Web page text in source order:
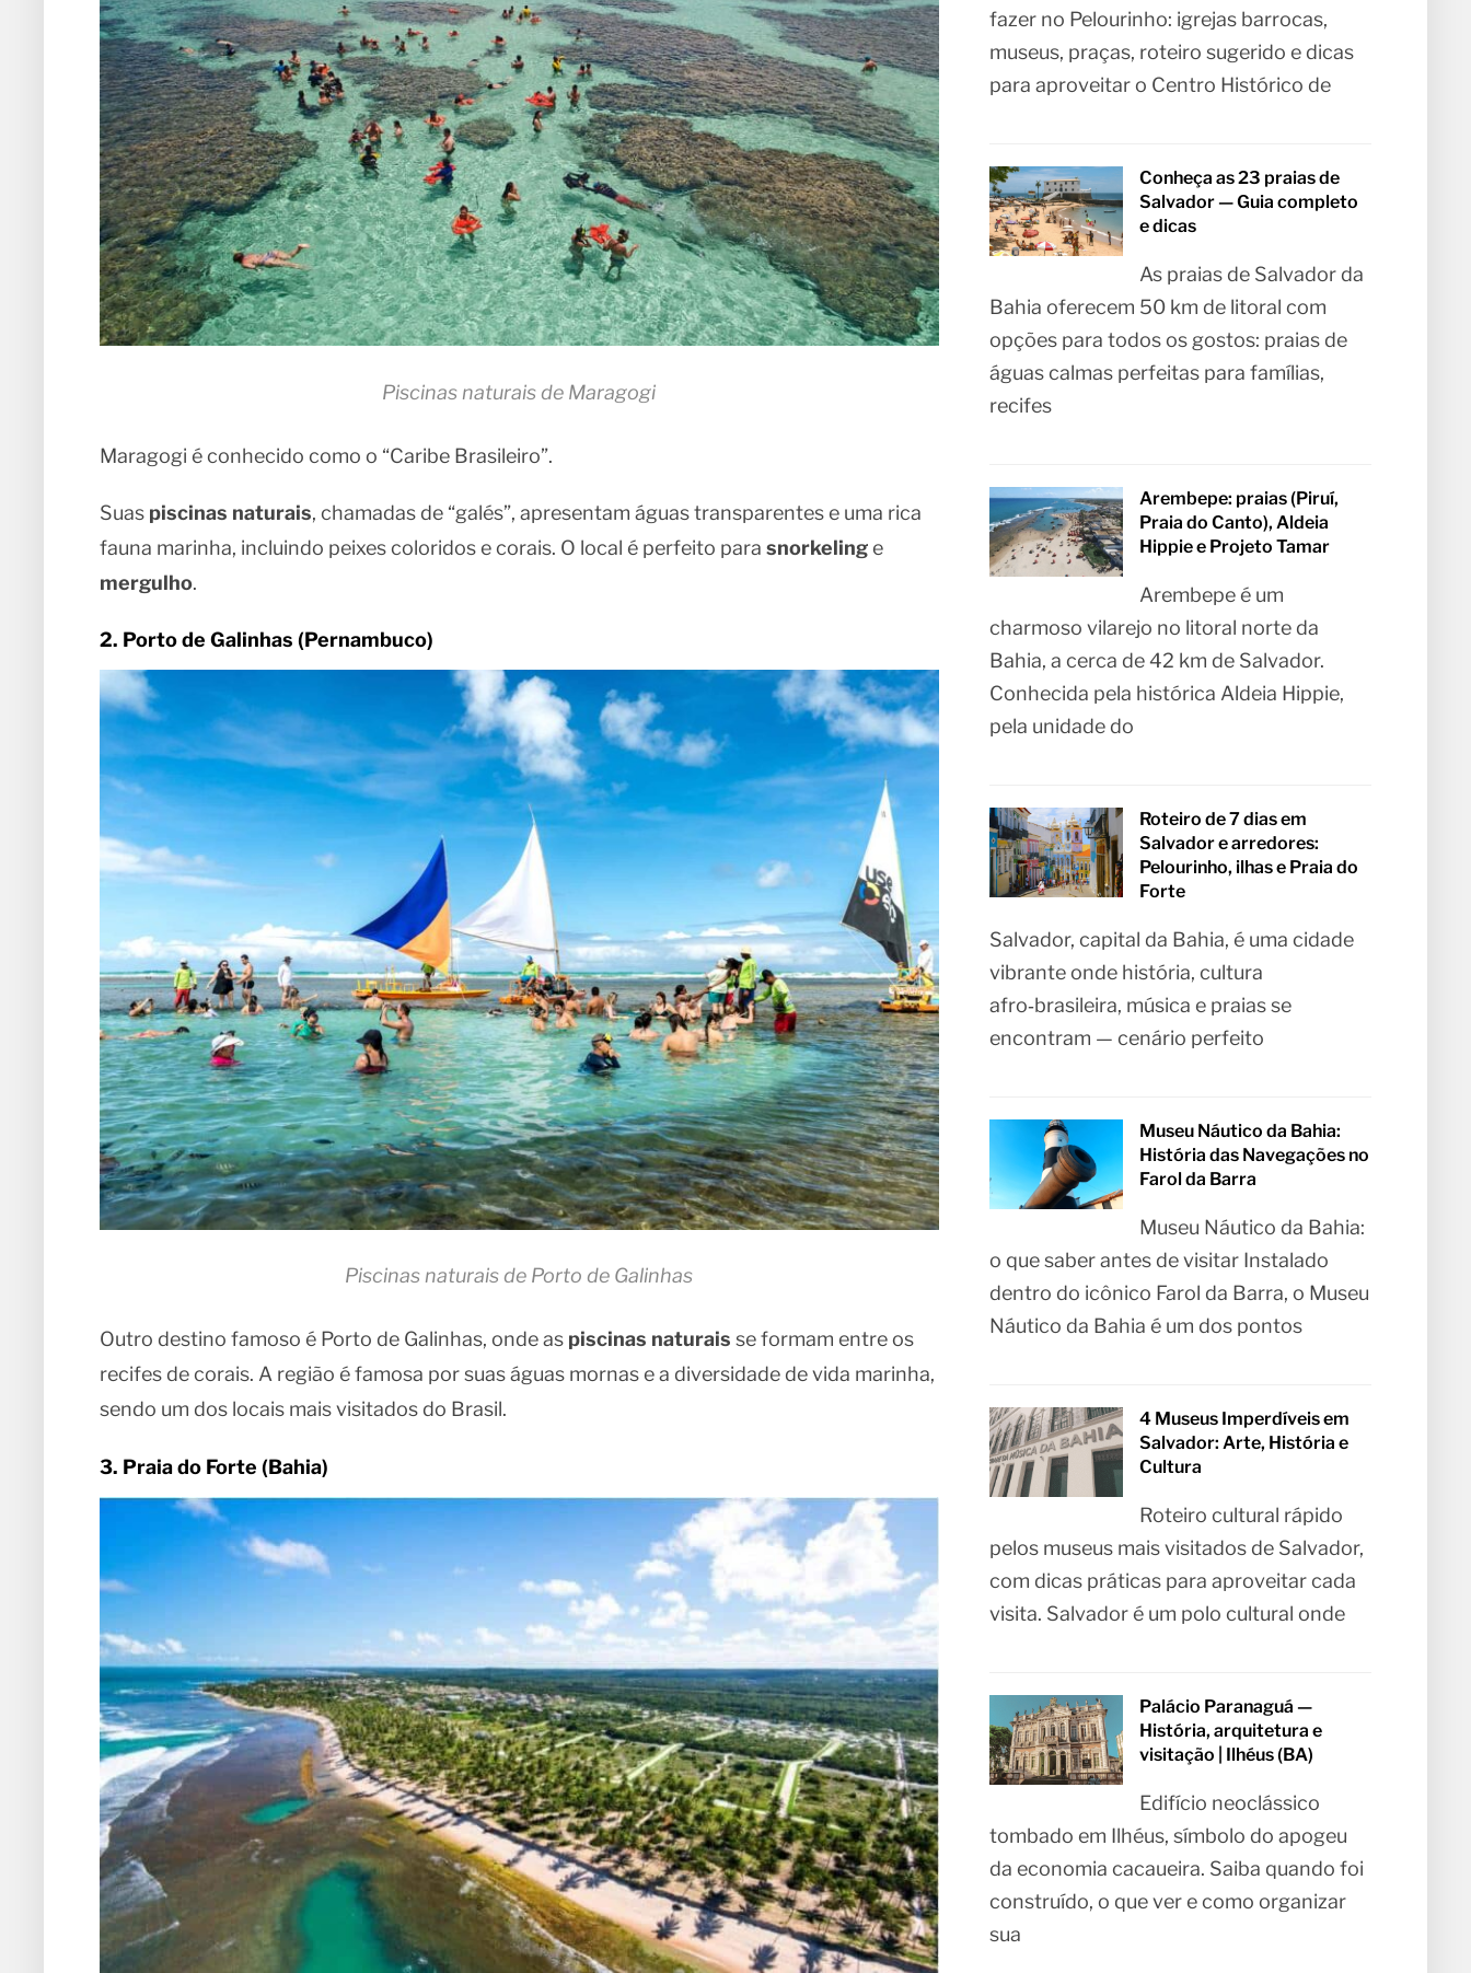
Piscinas naturais de Maragogi
Maragogi é conhecido como o “Caribe Brasileiro”.
Suas piscinas naturais, chamadas de “galés”, apresentam águas transparentes e uma rica
fauna marinha, incluindo peixes coloridos e corais. O local é perfeito para snorkelinge
mergulho.
2. Porto de Galinhas (Pernambuco)
Piscinas naturais de Porto de Galinhas
Outro destino famoso é Porto de Galinhas, onde as piscinas naturais se formam entre os
recifes de corais. A região é famosa por suas águas mornas e a diversidade de vida marinha,
sendo um dos locais mais visitados do Brasil.
3. Praia do Forte (Bahia)
fazer no Pelourinho: igrejas barrocas,
museus, praças, roteiro sugerido e dicas
para aproveitar o Centro Histórico de
Conheça as 23 praias de
Salvador — Guia completo
e dicas
As praias de Salvador da
Bahia oferecem 50 km de litoral com
opções para todos os gostos: praias de
águas calmas perfeitas para famílias,
recifes
Arembepe: praias (Piruí,
Praia do Canto), Aldeia
Hippie e Projeto Tamar
Arembepe é um
charmoso vilarejo no litoral norte da
Bahia, a cerca de 42 km de Salvador.
Conhecida pela histórica Aldeia Hippie,
pela unidade do
Roteiro de 7 dias em
Salvador e arredores:
Pelourinho, ilhas e Praia do
Forte
Salvador, capital da Bahia, é uma cidade
vibrante onde história, cultura
afro‑brasileira, música e praias se
encontram — cenário perfeito
Museu Náutico da Bahia:
História das Navegações no
Farol da Barra
Museu Náutico da Bahia:
o que saber antes de visitar Instalado
dentro do icônico Farol da Barra, o Museu
Náutico da Bahia é um dos pontos
4 Museus Imperdíveis em
Salvador: Arte, História e
Cultura
Roteiro cultural rápido
pelos museus mais visitados de Salvador,
com dicas práticas para aproveitar cada
visita. Salvador é um polo cultural onde
Palácio Paranaguá —
História, arquitetura e
visitação | Ilhéus (BA)
Edifício neoclássico
tombado em Ilhéus, símbolo do apogeu
da economia cacaueira. Saiba quando foi
construído, o que ver e como organizar
sua